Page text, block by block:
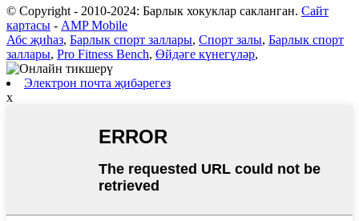
© Copyright - 2010-2024: Барлык хокуклар сакланган. Сайт
картасы - AMP Mobile
Абс җиһаз, Барлык спорт заллары, Спорт залы, Барлык спорт
заллары, Pro Fitness Bench, Өйдәге күнегүләр,
Электрон почта җибәрегез
x